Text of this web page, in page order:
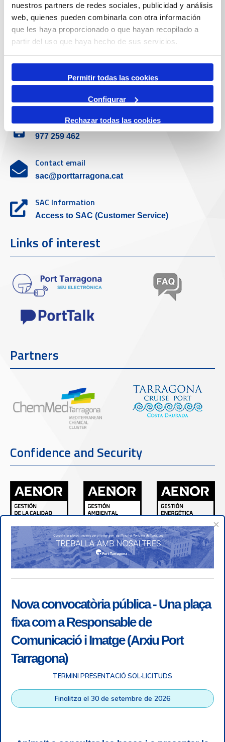
nuestros partners de redes sociales, publicidad y análisis
web, quienes pueden combinarla con otra información
que les haya proporcionado o que hayan recopilado a
partir del uso que haya hecho de sus servicios.
Permitir todas las cookies
Configurar
Rechazar todas las cookies
Contact number
977 259 400
Emergency
(+34) 900 229 900
Customer service
Contact phone
977 259 462
Contact email
sac@porttarragona.cat
SAC Information
Access to SAC (Customer Service)
Links of interest
Partners
Confidence and Security
Accessibility Legal note | + info RGPD |Information of
×
Nova convocatòria pública - Una plaça
fixa com a Responsable de
Comunicació i Imatge (Arxiu Port
Tarragona)
TERMINI PRESENTACIÓ SOL·LICITUDS
Finalitza el 30 de setembre de 2026